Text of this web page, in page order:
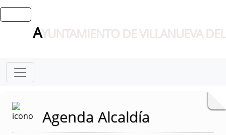
AYUNTAMIENTO DE VILLANUEVA
Agenda Alcaldía